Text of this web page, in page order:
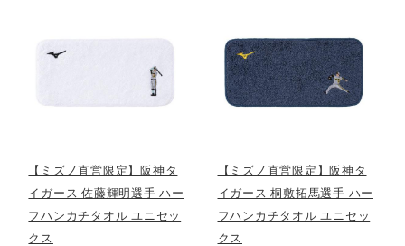
テニス／ソフトテニス
陸上競技
【ミズノ直営限定】阪神タ
イガース 佐藤輝明選手 ハー
フハンカチタオル ユニセッ
クス
【ミズノ直営限定】阪神タ
イガース 桐敷拓馬選手 ハー
フハンカチタオル ユニセッ
クス